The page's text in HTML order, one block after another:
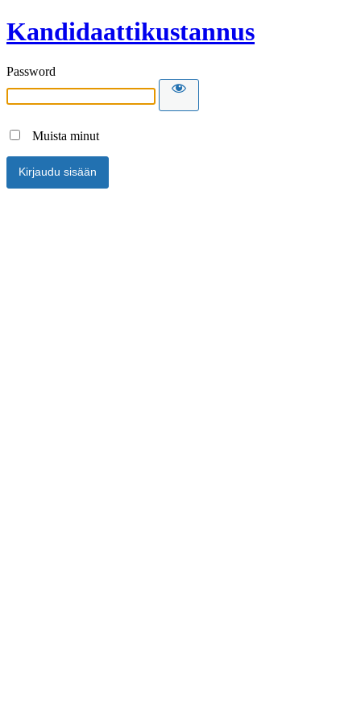
Kandidaattikustannus
Password
Muista minut